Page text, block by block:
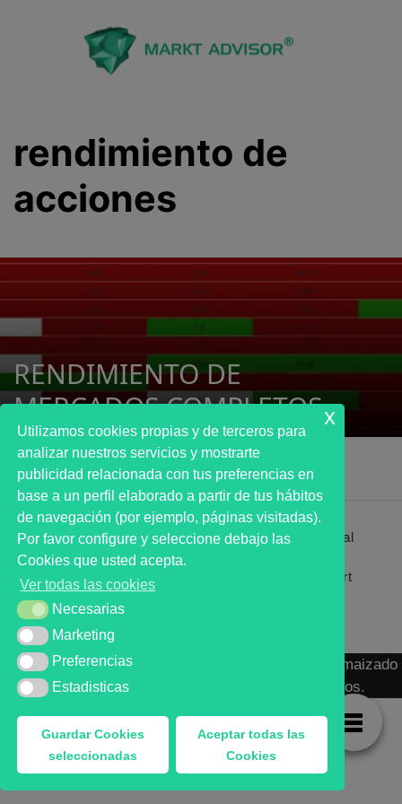
rendimiento de
acciones
RENDIMIENTO DE
MERCADOS COMPLETOS
Primer analista bursátil automatizado profesional
que ayuda a la decisión | First automated stock
markets analyst software as a desission support
system.
MARKT ADVISOR ® 2016 :: Análisis Bursátil Automaizado
de Activos Cotizados en Mercados Organizados.
Utilizamos cookies propias y de terceros para
analizar nuestros servicios y mostrarte
publicidad relacionada con tus preferencias en
base a un perfil elaborado a partir de tus hábitos
de navegación (por ejemplo, páginas visitadas).
Por favor configure y seleccione debajo las
Cookies que usted acepta.
Ver todas las cookies
NecesariasNecesarias
MarketingMarketing
Preferencias
Preferencias
Estadisticas
Estadisticas
Guardar Cookies
seleccionadas
Aceptar todas las
Cookies
x